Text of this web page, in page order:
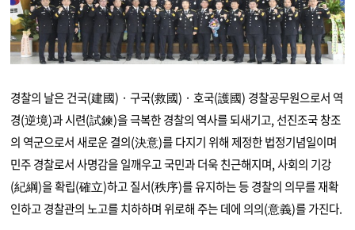
경찰의 날은 건국(建國) · 구국(救國) · 호국(護國) 경찰공무원으로서 역
경(逆境)과 시련(試鍊)을 극복한 경찰의 역사를 되새기고, 선진조국 창조
의 역군으로서 새로운 결의(決意)를 다지기 위해 제정한 법정기념일이며
민주 경찰로서 사명감을 일깨우고 국민과 더욱 친근해지며, 사회의 기강
(紀綱)을 확립(確立)하고 질서(秩序)를 유지하는 등 경찰의 의무를 재확
인하고 경찰관의 노고를 치하하며 위로해 주는 데에 의의(意義)를 가진다.